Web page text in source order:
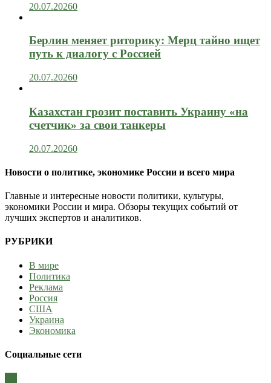
20.07.20260
Берлин меняет риторику: Мерц тайно ищет
путь к диалогу с Россией
20.07.20260
Казахстан грозит поставить Украину «на
счетчик» за свои танкеры
20.07.20260
Новости о политике, экономике России и всего мира
Главные и интересные новости политики, культуры,
экономики России и мира. Обзоры текущих событий от
лучших экспертов и аналитиков.
РУБРИКИ
В мире
Политика
Реклама
Россия
США
Украина
Экономика
Социальные сети